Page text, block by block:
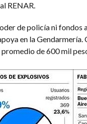
RENAR.
de policía ni fondos
en la
de 600 mil